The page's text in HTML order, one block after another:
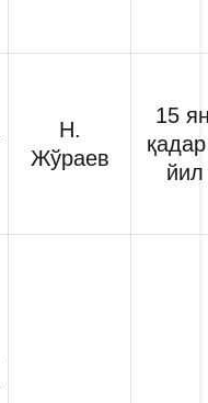
Н.
Жўраев
15
йил